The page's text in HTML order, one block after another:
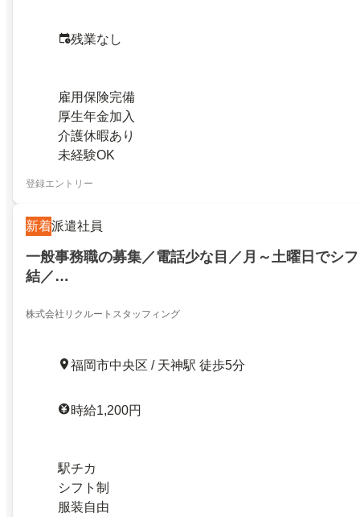
残業なし
雇用保険完備
厚生年金加入
介護休暇あり
未経験OK
登録エントリー
新着派遣社員
一般事務職の募集／電話少な目／月～土曜日でシ
結／…
株式会社リクルートスタッフィング
福岡市中央区 / 天神駅 徒歩5分
時給1,200円
駅チカ
シフト制
服装自由